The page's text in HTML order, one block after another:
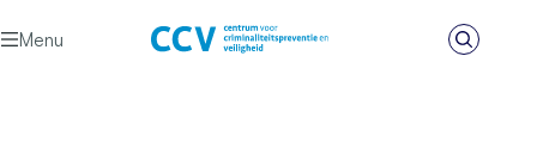
Menu
Zoeken